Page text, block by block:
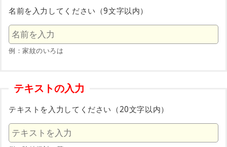
名前を入力してください（9文字以内）
例：家紋のいろは
テキストの入力
テキストを入力してください（20文字以内）